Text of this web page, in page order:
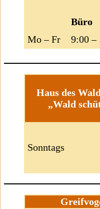
Büro
Mo – Fr
9:00 –
Haus des
„Wald
Sonntags